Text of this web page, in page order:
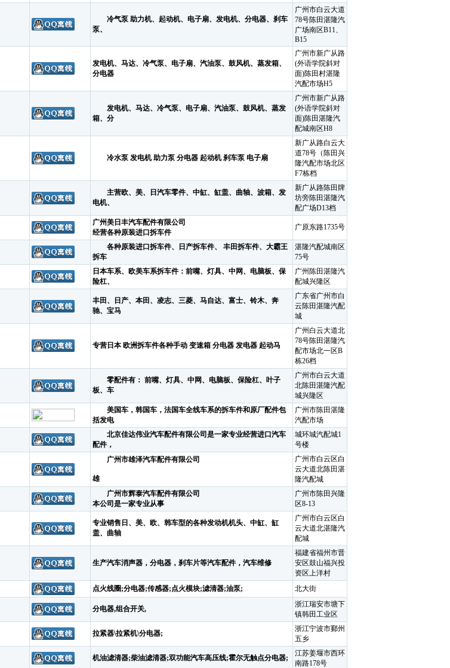
冷气泵 助力机、起动机、电子扇、发电机、分电器、刹车
泵、
广州市白云大道
78号陈田湛隆汽
广场南区B11、
B15
发电机、马达、冷气泵、电子扇、汽油泵、鼓风机、蒸发箱、
分电器
广州市新广从路
(外语学院斜对
面)陈田村湛隆
汽配市场H5
发电机、马达、冷气泵、电子扇、汽油泵、鼓风机、蒸发
箱、分
广州市新广从路
(外语学院斜对
面)陈田湛隆汽
配城南区H8
冷水泵 发电机 助力泵 分电器 起动机 刹车泵 电子扇
新广从路白云大
道78号（陈田兴
隆汽配市场北区
F7栋档
主营欧、美、日汽车零件、中缸、缸盖、曲轴、波箱、发
电机、
新广从路陈田牌
坊旁陈田湛隆汽
配广场D13档
广州美日丰汽车配件有限公司
经营各种原装进口拆车件
广原东路1735号
各种原装进口拆车件、日产拆车件、 丰田拆车件、大霸王
拆车
湛隆汽配城南区
75号
日本车系、欧美车系拆车件：前嘴、灯具、中网、电脑板、保
险杠、
广州陈田湛隆汽
配城兴隆区
丰田、日产、本田、凌志、三菱、马自达、富士、铃木、奔
驰、宝马
广东省广州市白
云陈田湛隆汽配
城
专营日本 欧洲拆车件各种手动 变速箱 分电器 发电器 起动马
广州白云大道北
78号陈田湛隆汽
配市场北一区B
栋26档
零配件有： 前嘴、灯具、中网、电脑板、保险杠、叶子
板、车
广州市白云大道
北陈田湛隆汽配
城兴隆区
美国车，韩国车，法国车全线车系的拆车件和原厂配件包
括发电
广州市陈田湛隆
汽配市场
北京佳达伟业汽车配件有限公司是一家专业经营进口汽车
配件，
城环城汽配城1
号楼
广州市雄泽汽车配件有限公司
雄
广州市白云区白
云大道北陈田湛
隆汽配城
广州市辉泰汽车配件有限公司
本公司是一家专业从事
广州市陈田兴隆
区8-13
专业销售日、美、欧、韩车型的各种发动机机头、中缸、缸
盖、曲轴
广州市白云区白
云大道北湛隆汽
配城
生产汽车消声器，分电器，刹车片等汽车配件，汽车维修
福建省福州市晋
安区鼓山福兴投
资区上洋村
点火线圈;分电器;传感器;点火模块;滤清器;油泵; 北大街
分电器,组合开关,
浙江瑞安市塘下
镇韩田工业区
拉紧器\拉紧机\分电器;
浙江宁波市鄞州
五乡
机油滤清器;柴油滤清器;双功能汽车高压线;霍尔无触点分电器;
江苏姜堰市西环
南路178号